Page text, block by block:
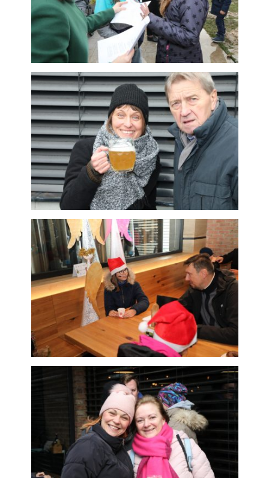
webové stránky
potřebám a
zájmům našich
návštěvníků.
Reklamní cookies
Reklamní cookies
používáme my
nebo naši partneři,
abychom Vám
mohli zobrazit
vhodné obsahy
nebo reklamy jak
na našich
stránkách, tak na
stránkách třetích
subjektů. Díky tomu
můžeme vytvářet
profily založené na
Vašich zájmech, tak
zvané
pseudonymizované
profily. Na základě
těchto informací
není zpravidla
možná
bezprostřední
identifikace Vaší
osoby, protože
jsou používány
pouze
pseudonymizované
údaje. Pokud
nevyjádříte
souhlas, nebudete
příjemcem obsahů
a reklam
přizpůsobených
Vašim zájmům.